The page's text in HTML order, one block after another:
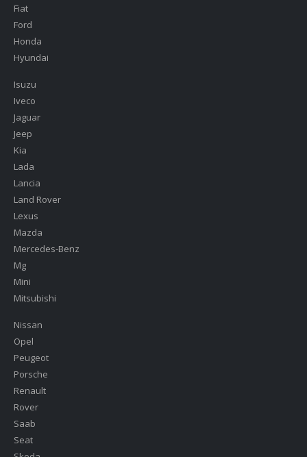
Fiat
Ford
Honda
Hyundai
Isuzu
Iveco
Jaguar
Jeep
Kia
Lada
Lancia
Land Rover
Lexus
Mazda
Mercedes-Benz
Mg
Mini
Mitsubishi
Nissan
Opel
Peugeot
Porsche
Renault
Rover
Saab
Seat